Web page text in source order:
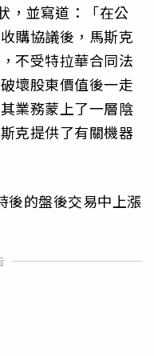
，並寫道：「在公
購協議後，馬斯克
不受特拉華合同法
壞股東價值後一走
業務蒙上了一層陰
克提供了有關機器
後的盤後交易中上漲